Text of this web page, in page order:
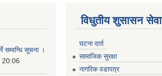
सम्वन्धि सूचना ।
20:06
विधुतीय शुसासन सेवा
घटना दर्ता
सामाजिक सुरक्षा
नागरिक वडापत्र